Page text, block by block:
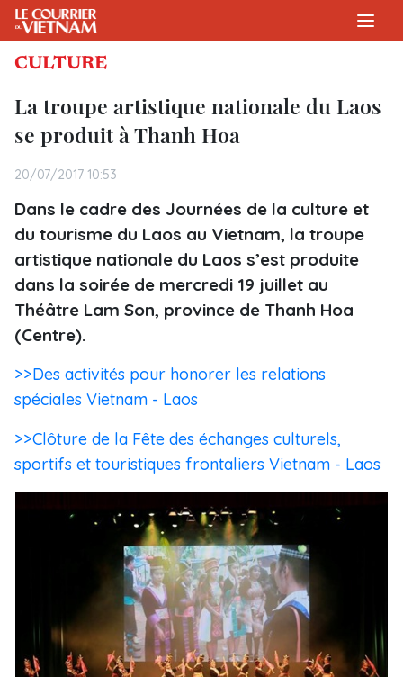
CULTURE
La troupe artistique nationale du Laos
se produit à Thanh Hoa
20/07/2017 10:53
Dans le cadre des Journées de la culture et
du tourisme du Laos au Vietnam, la troupe
artistique nationale du Laos s’est produite
dans la soirée de mercredi 19 juillet au
Théâtre Lam Son, province de Thanh Hoa
(Centre).
>>Des activités pour honorer les relations
spéciales Vietnam - Laos
>>Clôture de la Fête des échanges culturels,
sportifs et touristiques frontaliers Vietnam - Laos